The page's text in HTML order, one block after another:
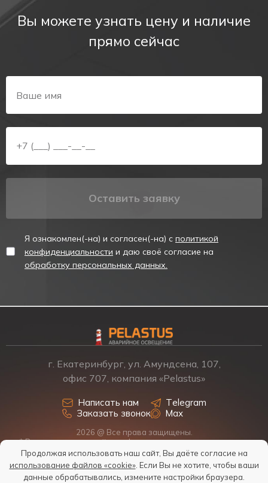
Вы можете узнать цену и наличие
прямо сейчас
Оставить заявку
Я ознакомлен(-на) и согласен(-на) с политикой
конфиденциальности и даю своё согласие на
обработку персональных данных.
г. Екатеринбург, ул. Амундсена, 107,
офис 707, компания «Pelastus»
Написать нам
Заказать звонок
Telegram
Max
2026 @ Все права защищены.
* Размещенная на сайте информация о товарах и ценах не
является офертой, наличие, стоимость, условия поставки
обсуждаются индивидуально у менеджеров.
Политика обработки персональных данных
Продолжая использовать наш сайт, Вы даёте согласие на
использование файлов «cookie». Если Вы не хотите, чтобы ваши
данные обрабатывались, измените настройки браузера.